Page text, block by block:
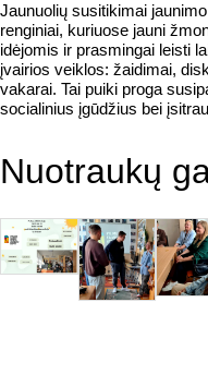
Jaunuolių susitikimai
renginiai, kuriuose jauni
idėjomis ir prasmingai leisti
įvairios veiklos: žaidimai,
vakarai. Tai puiki proga
socialinius įgūdžius bei
Nuotraukų